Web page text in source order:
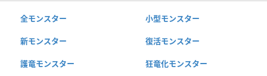
全モンスター 小型モンスター
新モンスター 復活モンスター
護竜モンスター 狂竜化モンスター